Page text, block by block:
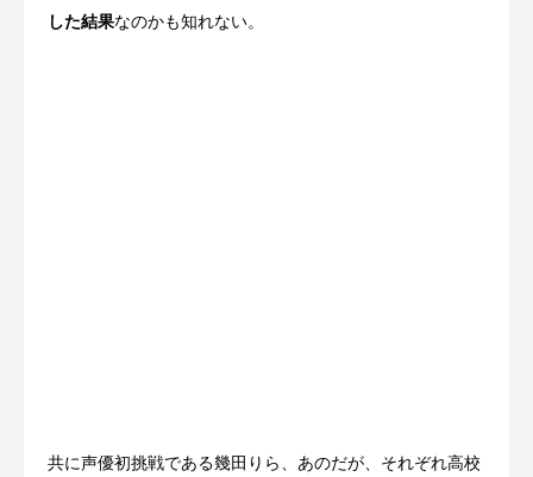
した結果なのかも知れない。
共に声優初挑戦である幾田りら、あのだが、それぞれ高校